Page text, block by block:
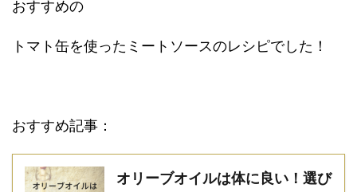
おすすめの
トマト缶を使ったミートソースのレシピでした！
おすすめ記事：
オリーブオイルは体に良い！選び